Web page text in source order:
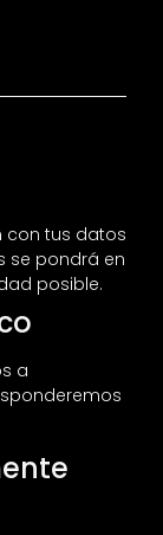
con tus datos
se pondrá en
posible.
a